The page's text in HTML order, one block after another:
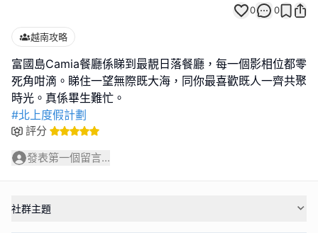
0 0
越南攻略
富國島Camia餐廳係睇到最靚日落餐廳，每一個影相位都零
死角咁滴。睇住一望無際既大海，同你最喜歡既人一齊共聚
#北上度假計劃
評分
發表第一個留言...
社群主題